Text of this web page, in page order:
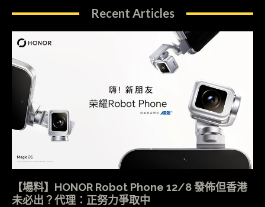
Recent Articles
【場料】HONOR Robot Phone 12/8 發佈但香港
未必出？代理：正努力爭取中